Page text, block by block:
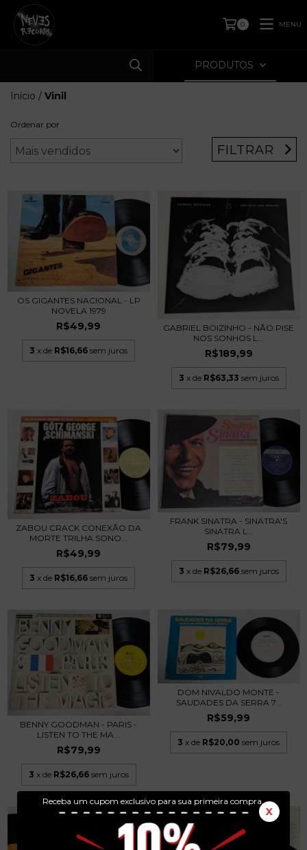
Receba um cupom exclusivo para sua primeira compra.
X
0 MENU
PRODUTOS
Início / Vinil
Ordenar por
FILTRAR
OS GIGANTES NACIONAL - LP
NOVELA 1979
R$49,99
3 x de R$16,66 sem juros
GABRIEL BOIZINHO - NÃO PISE
NOS SONHOS L...
R$189,99
3 x de R$63,33 sem juros
ZABOU CRACK CONEXÃO DA
MORTE TRILHA SONO...
R$49,99
3 x de R$16,66 sem juros
FRANK SINATRA - SINATRA'S
SINATRA L...
R$79,99
3 x de R$26,66 sem juros
BENNY GOODMAN - PARIS -
LISTEN TO THE MA...
R$79,99
3 x de R$26,66 sem juros
DOM NIVALDO MONTE -
SAUDADES DA SERRA 7...
R$59,99
3 x de R$20,00 sem juros